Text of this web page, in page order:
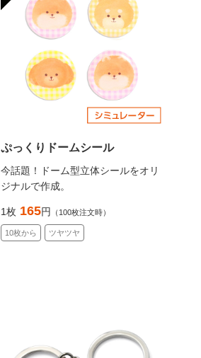
ぷっくりドームシール
今話題！ドーム型立体シールをオリ
ジナルで作成。
1枚 165円 （100枚注文時）
10枚から ツヤツヤ